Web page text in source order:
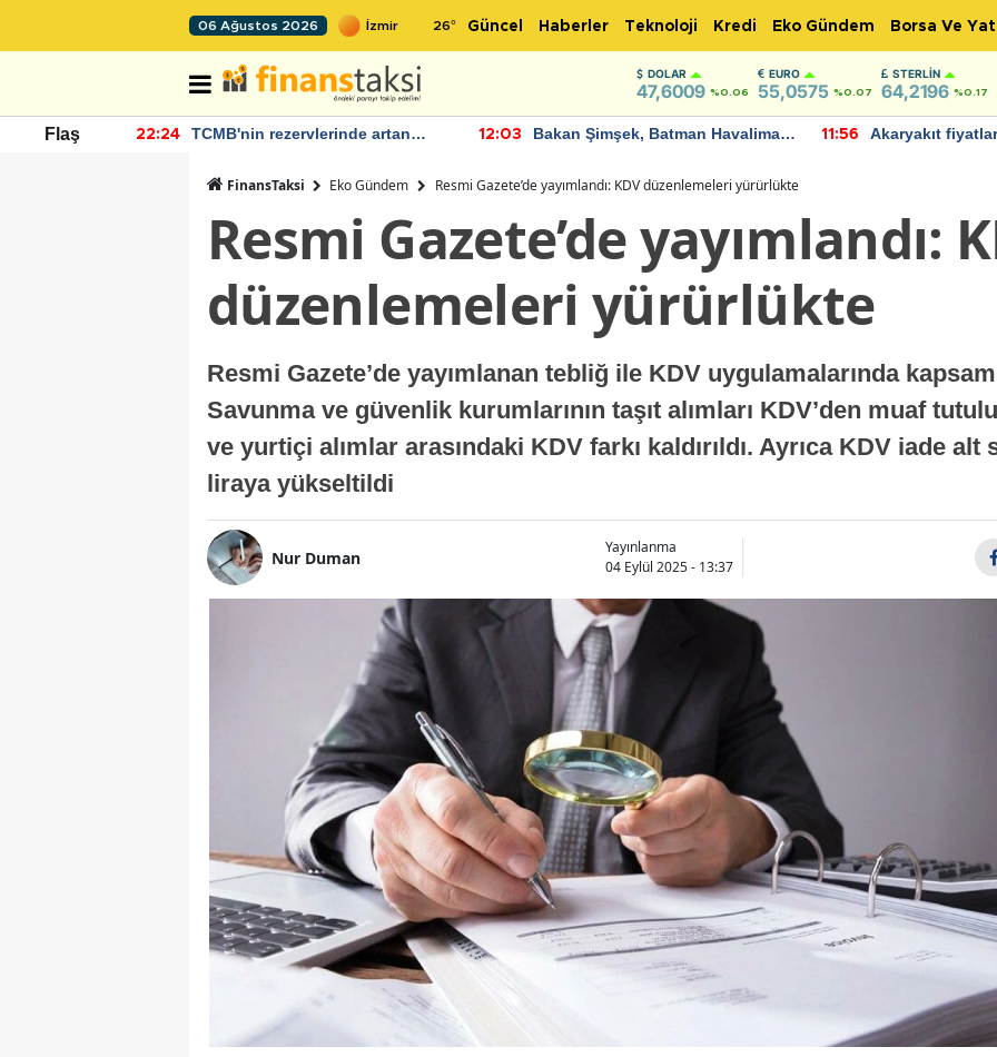
06 Ağustos 2026 26° Güncel Haberler Teknoloji Kredi Eko Gündem Borsa Ve
DOLAR
47,6009 %0.06
EURO
55,0575 %0.07
STERLIN
64,2196 %0.17
Flaş
Artışı 22:24
TCMB'nin rezervlerinde artan
12:03
Bakan Şimşek, Batman Havalimanı
11:56
Akaryakıt
FinansTaksi Eko Gündem Resmi Gazete’de yayımlandı: KDV düzenlemeleri yürürlükte
Resmi Gazete’de yayımlandı:
düzenlemeleri yürürlükte
Resmi Gazete’de yayımlanan tebliğ ile KDV uygulamalarında
Savunma ve güvenlik kurumlarının taşıt alımları KDV’den muaf
ve yurtiçi alımlar arasındaki KDV farkı kaldırıldı. Ayrıca KDV iade alt
liraya yükseltildi
Nur Duman
Yayınlanma
04 Eylül 2025 - 13:37